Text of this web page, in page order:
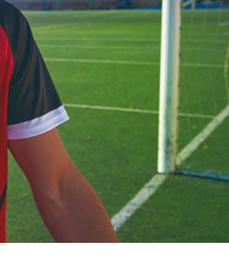
آمدید
/
luanvi